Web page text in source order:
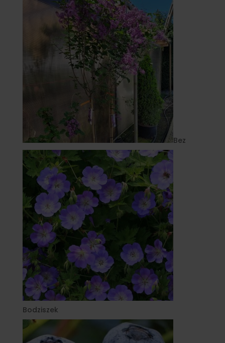
Bez
Bodziszek